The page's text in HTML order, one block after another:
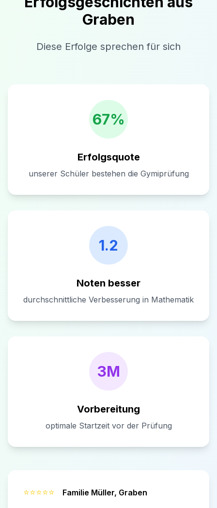
Graben
Diese Erfolge sprechen für sich
67%
Erfolgsquote
unserer Schüler bestehen die Gymiprüfung
1.2
Noten besser
durchschnittliche Verbesserung in Mathematik
3M
Vorbereitung
optimale Startzeit vor der Prüfung
⭐⭐⭐⭐⭐ Familie Müller, Graben